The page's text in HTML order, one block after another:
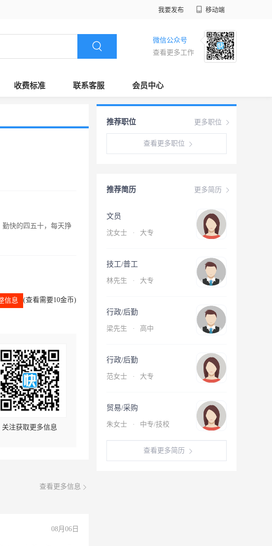
我要发布 移动端
微信公众号
查看更多工作
收费标准 联系客服 会员中心
快的四五十，每天挣
信息 (查看需要10金币)
关注获取更多信息
查看更多信息
08月06日
更多职位
推荐职位
查看更多职位
更多简历
推荐简历
文员
沈女士 · 大专
技工/普工
林先生 · 大专
行政/后勤
梁先生 · 高中
行政/后勤
范女士 · 大专
贸易/采购
朱女士 · 中专/技校
查看更多简历